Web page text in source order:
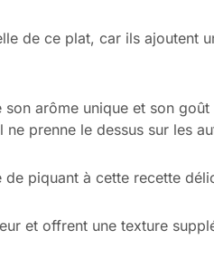
de ce plat, car ils ajoutent
arôme unique et son
prenne le dessus sur les
piquant à cette recette
et offrent une texture